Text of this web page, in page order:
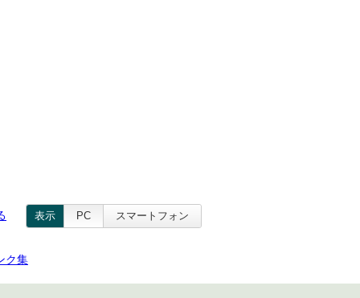
表示 PC スマートフォン
ク集